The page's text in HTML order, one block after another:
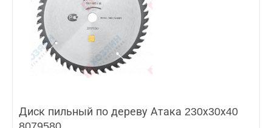
Диск пильный по дереву Атака 230х30х40